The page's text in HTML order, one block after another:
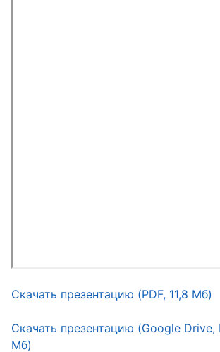
Скачать презентацию (PDF, 11,8 Мб)
Скачать презентацию (Google Drive,
Мб)